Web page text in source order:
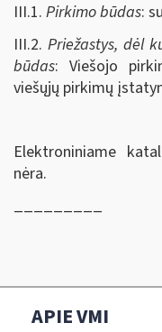
III.1. Pirkimo būdas:
III.2. Priežastys, dėl
būdas: Viešojo
viešųjų pirkimų
Elektroniniame
nėra.
_________
APIE VMI